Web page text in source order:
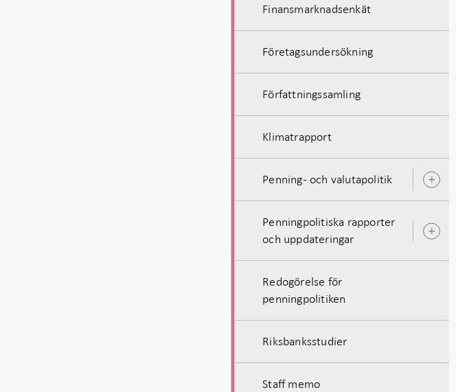
Finansmarknadsenkät
Företagsundersökning
Författningssamling
Klimatrapport
Penning- och valutapolitik
Penningpolitiska rapporter
och uppdateringar
Redogörelse för
penningpolitiken
Riksbanksstudier
Staff memo